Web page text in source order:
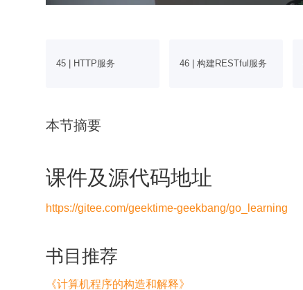
45 | HTTP服务 46 | 构建RESTful服务
本节摘要
课件及源代码地址
https://gitee.com/geektime-geekbang/go_learning
书目推荐
《计算机程序的构造和解释》